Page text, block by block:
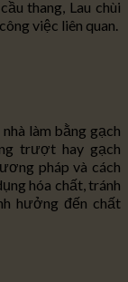
thang, Lau chùi
việc liên quan.
làm bằng gạch
trượt hay gạch
pháp và cách
hóa chất, tránh
hưởng đến chất